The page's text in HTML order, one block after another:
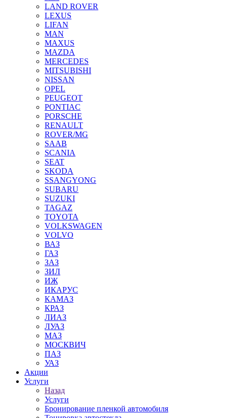
LAND ROVER
LEXUS
LIFAN
MAN
MAXUS
MAZDA
MERCEDES
MITSUBISHI
NISSAN
OPEL
PEUGEOT
PONTIAC
PORSCHE
RENAULT
ROVER/MG
SAAB
SCANIA
SEAT
SKODA
SSANGYONG
SUBARU
SUZUKI
TAGAZ
TOYOTA
VOLKSWAGEN
VOLVO
ВАЗ
ГАЗ
ЗАЗ
ЗИЛ
ИЖ
ИКАРУС
КАМАЗ
КРАЗ
ЛИАЗ
ЛУАЗ
МАЗ
МОСКВИЧ
ПАЗ
УАЗ
Акции
Услуги
Назад
Услуги
Бронирование пленкой автомобиля